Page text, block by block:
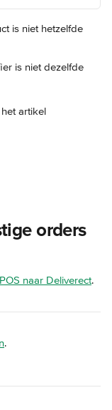
is niet hetzelfde
is niet dezelfde
artikel
orders
naar Deliverect.
.